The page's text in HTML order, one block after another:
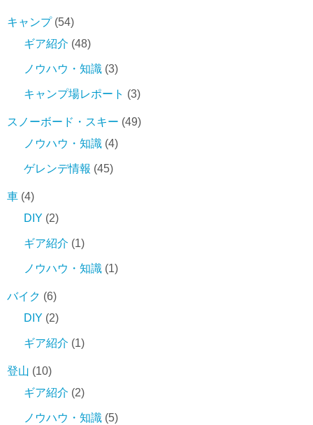
キャンプ(54)
ギア紹介 (48)
ノウハウ・知識 (3)
キャンプ場レポート (3)
スノーボード・スキー (49)
ノウハウ・知識 (4)
ゲレンデ情報 (45)
車 (4)
DIY (2)
ギア紹介 (1)
ノウハウ・知識 (1)
バイク (6)
DIY (2)
ギア紹介 (1)
登山 (10)
ギア紹介 (2)
ノウハウ・知識 (5)